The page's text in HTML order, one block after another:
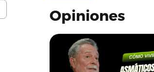
Opiniones